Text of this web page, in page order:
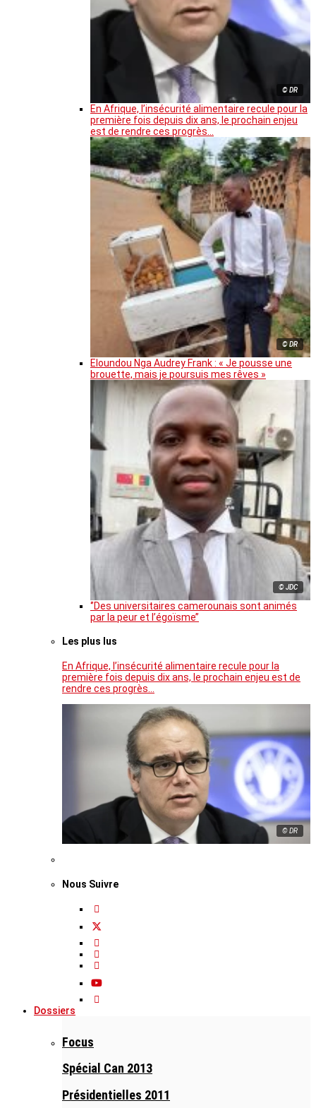
© DR
En Afrique, l’insécurité alimentaire recule pour la
première fois depuis dix ans, le prochain enjeu
est de rendre ces progrès…
© DR
Eloundou Nga Audrey Frank : « Je pousse une
brouette, mais je poursuis mes rêves »
© JDC
‘’Des universitaires camerounais sont animés
par la peur et l’égoïsme’’
Les plus lus
En Afrique, l’insécurité alimentaire recule pour la
première fois depuis dix ans, le prochain enjeu est de
rendre ces progrès…
© DR
Nous Suivre
Dossiers
Focus
Spécial Can 2013
Présidentielles 2011